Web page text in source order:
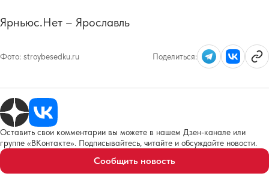
Ярньюс.Нет – Ярославль
Фото: stroybesedku.ru Поделиться:
Оставить свои комментарии вы можете в нашем Дзен-канале или
группе «ВКонтакте». Подписывайтесь, читайте и обсуждайте новости.
Сообщить новость